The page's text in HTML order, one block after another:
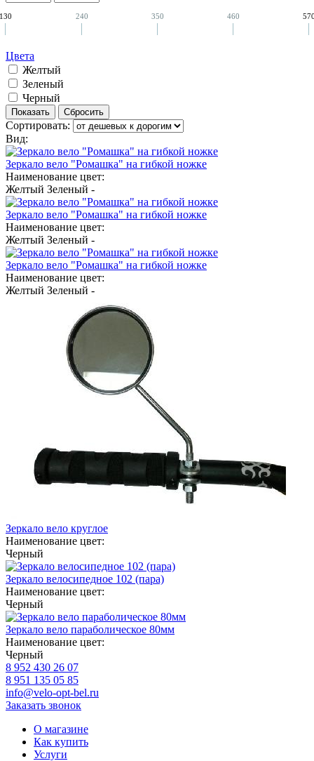
240 350 460
Цвета
Желтый
Зеленый
Черный
Сортировать:
Вид:
Зеркало вело "Ромашка" на гибкой ножке
Наименование цвет:
Желтый Зеленый -
Зеркало вело "Ромашка" на гибкой ножке
Наименование цвет:
Желтый Зеленый -
Зеркало вело "Ромашка" на гибкой ножке
Наименование цвет:
Желтый Зеленый -
Зеркало вело круглое
Наименование цвет:
Черный
Зеркало велосипедное 102 (пара)
Наименование цвет:
Черный
Зеркало вело параболическое 80мм
Наименование цвет:
Черный
8 952 430 26 07
8 951 135 05 85
info@velo-opt-bel.ru
Заказать звонок
О магазине
Как купить
Услуги